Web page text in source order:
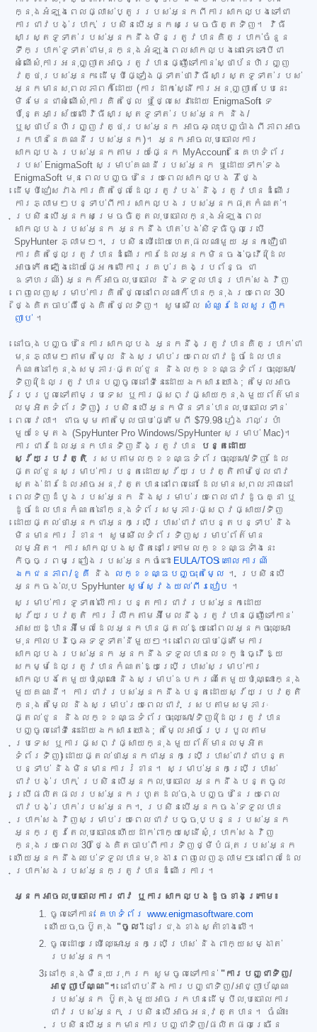
ក្នុងអំឡុងពេលផ្លាស់ប្តូររបស់អ្នកពីការសាកល្បងទៅជា
ការជាវបង់ប្រាក់ ប្រសិនបើអ្នកសម្រេចចិត្តទិញ។ វិធី
សាស្ត្រទូទាត់របស់អ្នកនឹងមិនត្រូវបានគិតប្រាក់ចំនួន
ទឹកប្រាក់ទូទាត់ជាមុនក្នុងអំឡុងពេលសាកល្បងនោះទេ ទោះបីជា
សំណើសុំការអនុញ្ញាតអាចត្រូវបានផ្ញើទៅកាន់ស្ថាប័នហិរញ្ញ
វត្ថុរបស់អ្នក ដើម្បីផ្ទៀងផ្ទាត់ថាវិធីសាស្ត្រទូទាត់របស់
អ្នកមានសុពលភាពក៏ដោយ (ការដាក់ស្នើការអនុញ្ញាតបែបនេះ
មិនមែនជាសំណើសុំការគិតថ្លៃ ឬថ្លៃសេវាដោយ EnigmaSoft ទេ
ប៉ុន្តែអាស្រ័យលើវិធីសាស្ត្រទូទាត់របស់អ្នក និង/
ឬស្ថាប័នហិរញ្ញវត្ថុរបស់អ្នក អាចឆ្លុះបញ្ចាំងពីភាពអាច
រកបាននៃគណនីរបស់អ្នក)។ អ្នកអាចលុបចោលការ
សាកល្បងរបស់អ្នកតាមរយៈផ្នែក MyAccount នៃគេហទំព័រ
របស់ EnigmaSoft សម្រាប់គណនីរបស់អ្នក ឬដោយទាក់ទង
EnigmaSoft មុនពេលបញ្ចប់នៃរយៈពេលសាកល្បង 7 ថ្ងៃ
ដើម្បីជៀសវាងការគិតថ្លៃដែលត្រូវបង់ និងត្រូវបានដំណើរ
ការភ្លាមៗបន្ទាប់ពីការសាកល្បងរបស់អ្នកផុតកំណត់។
ប្រសិនបើអ្នកសម្រេចចិត្តលុបចោលក្នុងអំឡុងពេល
សាកល្បងរបស់អ្នក អ្នកនឹងបាត់បង់សិទ្ធិចូលប្រើ
SpyHunter ភ្លាមៗ។ ប្រសិនបើដោយហេតុផលណាមួយ អ្នកជឿថា
ការគិតថ្លៃត្រូវបានដំណើរការដែលអ្នកមិនចង់ធ្វើ (ដែល
អាចកើតឡើងដោយផ្អែកលើការគ្រប់គ្រងប្រព័ន្ធ ជា
ឧទាហរណ៍) អ្នកក៏អាចលុបចោល និងទទួលបានប្រាក់សងវិញ
ពេញលេញសម្រាប់ការគិតថ្លៃនៅពេលណាក៏បានក្នុងរយៈពេល 30
ថ្ងៃគិតចាប់ពីថ្ងៃគិតថ្លៃទិញ។ សូមមើល សំណួរដែលសួរញឹក
ញាប់ ។
នៅចុងបញ្ចប់នៃការសាកល្បង អ្នកនឹងត្រូវបានគិតប្រាក់ជា
មុនភ្លាមៗតាមតម្លៃ និងសម្រាប់រយៈពេលជាវដូចដែលបាន
កំណត់នៅក្នុងសម្ភារៈផ្តល់ជូន និងលក្ខខណ្ឌទំព័រចុះឈ្មោះ/
ទិញ (ដែលត្រូវបានបញ្ចូលនៅទីនេះដោយឯកសារយោង; តម្លៃអាច
ប្រែប្រួលទៅតាមប្រទេស ឬការផ្សព្វផ្សាយក្នុងមួយព័ត៌មាន
លម្អិតទំព័រទិញ) ប្រសិនបើអ្នកមិនទាន់បានលុបចោលទាន់
ពេលវេលា។ ជាធម្មតាតម្លៃចាប់ផ្តើមពី $79.98 រៀងរាល់ប្រាំ
មួយខែម្តង (SpyHunter Pro Windows/SpyHunter សម្រាប់ Mac)។
ការជាវដែលអ្នកបានទិញនឹងត្រូវបាន
បន្តដោយ
ស្វ័យប្រវត្តិ ស្របតាមលក្ខខណ្ឌទំព័រចុះឈ្មោះ/ទិញ ដែល
ផ្តល់ជូនសម្រាប់ការបន្តដោយស្វ័យប្រវត្តិតាមថ្លៃជាវ
ស្តង់ដារដែលអាចអនុវត្តបាននៅពេលនោះ ដែលមានសុពលភាពនៅ
ពេលទិញដំបូងរបស់អ្នក និងសម្រាប់រយៈពេលជាវដូចគ្នា ឬ
ដូចដែលបានកំណត់នៅក្នុងទំព័រសម្ភារៈផ្សព្វផ្សាយ/ទិញ
ដោយផ្តល់ថាអ្នកជាអ្នកប្រើប្រាស់ជាវជាបន្តបន្ទាប់ និង
មិនមានការរំខាន។ សូមមើលទំព័រទិញសម្រាប់ព័ត៌មាន
លម្អិត។ ការសាកល្បងស្ថិតនៅក្រោមលក្ខខណ្ឌទាំងនេះ
កិច្ចព្រមព្រៀងរបស់អ្នកចំពោះ EULA/TOS គោលការណ៍
ឯកជនភាព/ខូគី
និង លក្ខខណ្ឌបញ្ចុះតម្លៃ ។ ប្រសិនបើ
អ្នកចង់លុប SpyHunter សូមស្វែងយល់ពីរបៀប ។
សម្រាប់ការទូទាត់លើការបន្តការជាវរបស់អ្នកដោយ
ស្វ័យប្រវត្តិ ការរំលឹកតាមអ៊ីមែលនឹងត្រូវបានផ្ញើទៅកាន់
អាសយដ្ឋានអ៊ីមែលដែលអ្នកបានផ្តល់ឱ្យនៅពេលអ្នកចុះឈ្មោះ
មុនកាលបរិច្ឆេទទូទាត់នីមួយៗ។ នៅពេលចាប់ផ្តើមការ
សាកល្បងរបស់អ្នក អ្នកនឹងទទួលបានលេខកូដធ្វើឱ្យ
សកម្មដែលត្រូវបានកំណត់ឱ្យប្រើប្រាស់សម្រាប់ការ
សាកល្បងតែមួយប៉ុណ្ណោះ និងសម្រាប់ឧបករណ៍តែមួយប៉ុណ្ណោះក្នុង
មួយគណនី។ ការជាវរបស់អ្នកនឹងបន្តដោយស្វ័យប្រវត្តិ
ក្នុងតម្លៃ និងសម្រាប់រយៈពេលជាវ ស្របតាមសម្ភារៈ
ផ្តល់ជូន និងលក្ខខណ្ឌទំព័រចុះឈ្មោះ/ទិញ (ដែលត្រូវបាន
បញ្ចូលនៅទីនេះដោយឯកសារយោង; តម្លៃអាចប្រែប្រួលតាម
ប្រទេស ឬការផ្សព្វផ្សាយក្នុងមួយព័ត៌មានលម្អិត
ទំព័រទិញ) ដោយផ្តល់ថាអ្នកជាអ្នកប្រើប្រាស់ជាវជាបន្ត
បន្ទាប់ និងមិនមានការរំខាន។ សម្រាប់អ្នកប្រើប្រាស់
ជាវបង់ប្រាក់ ប្រសិនបើអ្នកលុបចោល អ្នកនឹងបន្តចូល
ប្រើផលិតផលរបស់អ្នករហូតដល់ចុងបញ្ចប់នៃរយៈពេល
ជាវបង់ប្រាក់របស់អ្នក។ ប្រសិនបើអ្នកចង់ទទួលបាន
ប្រាក់សងវិញសម្រាប់រយៈពេលជាវបច្ចុប្បន្នរបស់អ្នក
អ្នកត្រូវតែលុបចោល ហើយដាក់ពាក្យស្នើសុំប្រាក់សងវិញ
ក្នុងរយៈពេល 30 ថ្ងៃគិតចាប់ពីការទិញថ្មីបំផុតរបស់អ្នក
ហើយអ្នកនឹងឈប់ទទួលបានមុខងារពេញលេញភ្លាមៗ នៅពេលដែល
ប្រាក់សងរបស់អ្នកត្រូវបានដំណើរការ។
អ្នកអាចលុបចោលការជាវ ឬការសាកល្បងដូចខាងក្រោម៖
ចូលទៅកាន់ គេហទំព័រ www.enigmasoftware.com
ហើយចុចប៊ូតុង "ចូល" នៅជ្រុងខាងស្តាំខាងលើ។
ចូលដោយប្រើឈ្មោះអ្នកប្រើប្រាស់ និងពាក្យសម្ងាត់
របស់អ្នក។
នៅក្នុងម៉ឺនុយរុករក សូមចូលទៅកាន់ "ការបញ្ជាទិញ/
អាជ្ញាប័ណ្ណ"។ នៅជាប់នឹងការបញ្ជាទិញ/អាជ្ញាប័ណ្ណ
របស់អ្នក ប៊ូតុងមួយអាចរកបានដើម្បីលុបចោលការ
ជាវរបស់អ្នក ប្រសិនបើអាចអនុវត្តបាន។ ចំណាំ៖
ប្រសិនបើអ្នកមានការបញ្ជាទិញ/ផលិតផលច្រើន